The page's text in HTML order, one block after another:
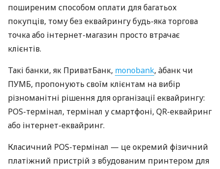
поширеним способом оплати для багатьох
покупців, тому без еквайрингу будь-яка торгова
точка або інтернет-магазин просто втрачає
клієнтів.
Такі банки, як ПриватБанк, monobank, àбанк чи
ПУМБ, пропонують своїм клієнтам на вибір
різноманітні рішення для організації еквайрингу:
POS-термінал, термінал у смартфоні, QR-еквайринг
або інтернет-еквайринг.
Класичний POS-термінал — це окремий фізичний
платіжний пристрій з вбудованим принтером для